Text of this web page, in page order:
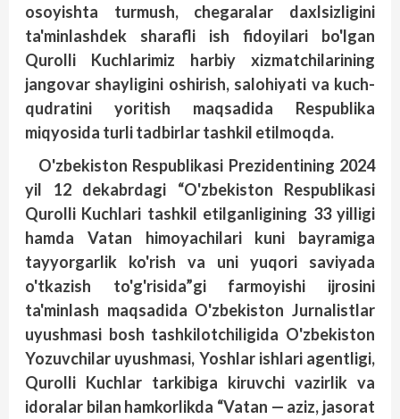
osoyishta turmush, chegaralar daxlsizligini
ta'minlashdek sharafli ish fidoyilari bo'lgan
Qurolli Kuchlarimiz harbiy xizmatchilarining
jangovar shayligini oshirish, salohiyati va kuch-
qudratini yoritish maqsadida Respublika
miqyosida turli tadbirlar tashkil etilmoqda.
O'zbekiston Respublikasi Prezidentining 2024
yil 12 dekabrdagi “O'zbekiston Respublikasi
Qurolli Kuchlari tashkil etilganligining 33 yilligi
hamda Vatan himoyachilari kuni bayramiga
tayyorgarlik ko'rish va uni yuqori saviyada
o'tkazish to'g'risida”gi farmoyishi ijrosini
ta'minlash maqsadida O'zbekiston Jurnalistlar
uyushmasi bosh tashkilotchiligida O'zbekiston
Yozuvchilar uyushmasi, Yoshlar ishlari agentligi,
Qurolli Kuchlar tarkibiga kiruvchi vazirlik va
idoralar bilan hamkorlikda “Vatan — aziz, jasorat